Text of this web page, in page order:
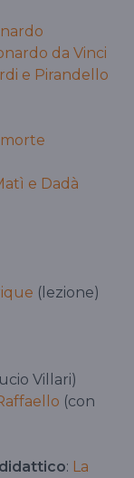
da Vinci
e Pirandello
e Dadà
(lezione)
Villari)
(con
: La